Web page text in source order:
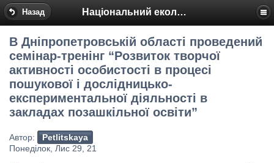
Назад Національний еколого-натуралістичний центр
В Дніпропетровській області проведений
ceмінар-тренінг “Розвиток творчої
активності особистості в процесі
пошукової і дослідницько-
експериментальної діяльності в
закладах позашкільної освіти”
Автор:
Petlitskaya
Понеділок, Лис 29, 21